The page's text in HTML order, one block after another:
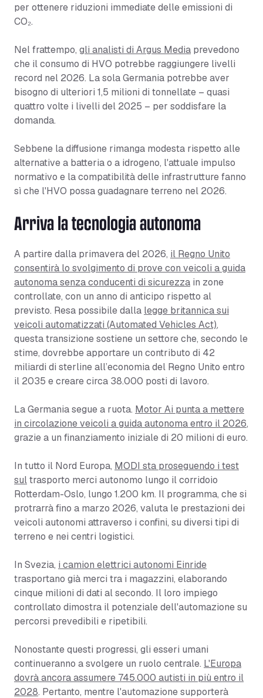
per ottenere riduzioni immediate delle emissioni di
CO₂.
Nel frattempo, gli analisti di Argus Media prevedono
che il consumo di HVO potrebbe raggiungere livelli
record nel 2026. La sola Germania potrebbe aver
bisogno di ulteriori 1,5 milioni di tonnellate – quasi
quattro volte i livelli del 2025 – per soddisfare la
domanda.
Sebbene la diffusione rimanga modesta rispetto alle
alternative a batteria o a idrogeno, l'attuale impulso
normativo e la compatibilità delle infrastrutture fanno
sì che l'HVO possa guadagnare terreno nel 2026.
Arriva la tecnologia autonoma
A partire dalla primavera del 2026, il Regno Unito
consentirà lo svolgimento di prove con veicoli a guida
autonoma senza conducenti di sicurezza in zone
controllate, con un anno di anticipo rispetto al
previsto. Resa possibile dalla legge britannica sui
veicoli automatizzati (Automated Vehicles Act),
questa transizione sostiene un settore che, secondo le
stime, dovrebbe apportare un contributo di 42
miliardi di sterline all’economia del Regno Unito entro
il 2035 e creare circa 38.000 posti di lavoro.
La Germania segue a ruota. Motor Ai punta a mettere
in circolazione veicoli a guida autonoma entro il 2026,
grazie a un finanziamento iniziale di 20 milioni di euro.
In tutto il Nord Europa, MODI sta proseguendo i test
sultrasporto merci autonomo lungo il corridoio
Rotterdam-Oslo, lungo 1.200 km. Il programma, che si
protrarrà fino a marzo 2026, valuta le prestazioni dei
veicoli autonomi attraverso i confini, su diversi tipi di
terreno e nei centri logistici.
In Svezia, i camion elettrici autonomi Einride
trasportano già merci tra i magazzini, elaborando
cinque milioni di dati al secondo. Il loro impiego
controllato dimostra il potenziale dell'automazione su
percorsi prevedibili e ripetibili.
Nonostante questi progressi, gli esseri umani
continueranno a svolgere un ruolo centrale. L'Europa
dovrà ancora assumere 745.000 autisti in più entro il
2028. Pertanto, mentre l'automazione supporterà